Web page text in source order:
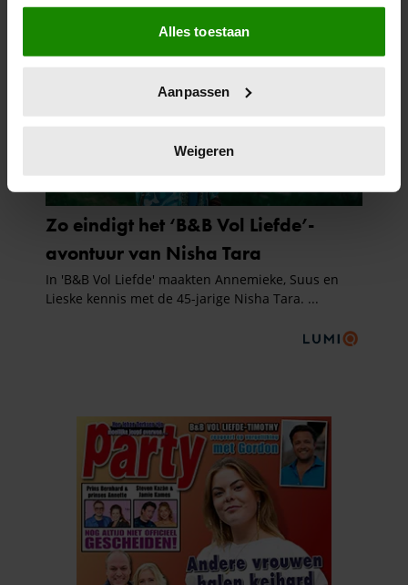
Als u het toestaat, willen we ook graag:
Informatie verzamelen over uw geografische
locatie, die tot een paar meter nauwkeurig kan zijn
scannen op specifieke eigenschappen (fingerprinting)
verwerkt en stel uw voorkeuren in het
intrekken in de Cookieverklaring.
We gebruiken cookies om content en advertenties te
personaliseren, om functies voor social media te bieden
en om ons websiteverkeer te analyseren. Ook delen we
informatie over uw gebruik van onze site met onze
partners kunnen deze gegevens combineren met andere
Alles toestaan
Aanpassen
Weigeren